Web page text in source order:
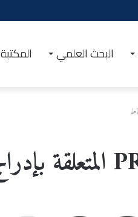
البحث العلمي المكتبة